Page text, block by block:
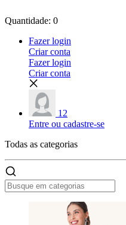
Quantidade: 0
Fazer login
Criar conta
Fazer login
Criar conta
12
Entre ou cadastre-se
Todas as categorias